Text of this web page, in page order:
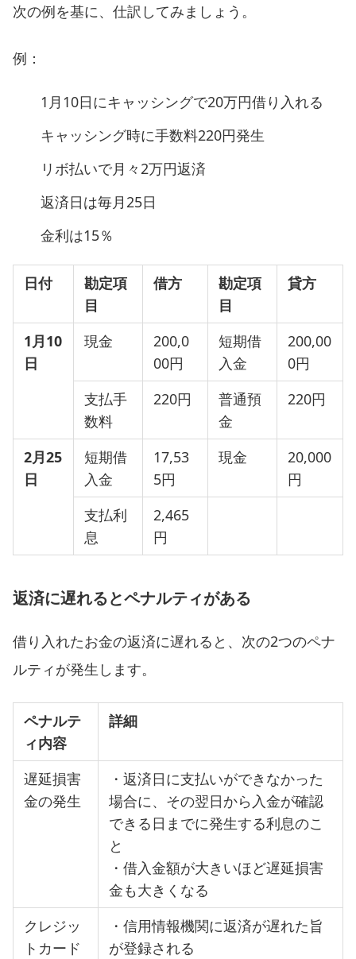
次の例を基に、仕訳してみましょう。
例：
1月10日にキャッシングで20万円借り入れる
キャッシング時に手数料220円発生
リボ払いで月々2万円返済
返済日は毎月25日
金利は15％
日付
勘定項
目
借方
勘定項
目
貸方
1 月10
日
現金
200,0
00円
短期借
入金
200,00
0円
支払手
数料
220円
普通預
金
220円
2月25
日
短期借
入金
17,53
5円
現金
20,000
円
支払利
息
2,465
円
返済に遅れるとペナルティがある
借り入れたお金の返済に遅れると、次の2つのペナ
ルティが発生します。
ペナルテ
ィ内容
詳細
遅延損害
金の発生
・返済日に支払いができなかった
場合に、その翌日から入金が確認
できる日までに発生する利息のこ
と
・借入金額が大きいほど遅延損害
金も大きくなる
クレジッ
トカード
・信用情報機関に返済が遅れた旨
が登録される